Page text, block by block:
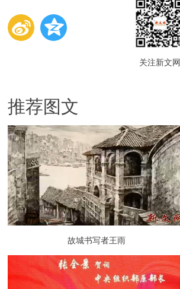
关注新文网
推荐图文
故城书写者王雨